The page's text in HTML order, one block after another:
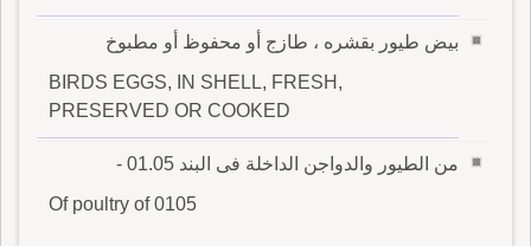
بيض طيور بقشره ، طازج أو محفوظ أو مطبوخ
BIRDS EGGS, IN SHELL, FRESH,
PRESERVED OR COOKED
من الطيور والدواجن الداخلة فى البند 01.05 -
Of poultry of 0105